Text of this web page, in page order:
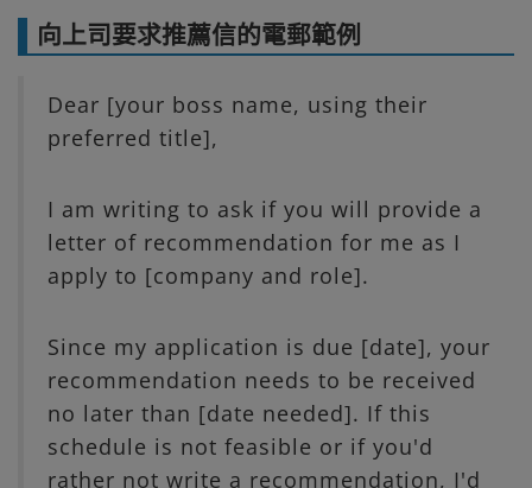
向上司要求推薦信的電郵範例
Dear [your boss name, using their
preferred title],
I am writing to ask if you will provide a
letter of recommendation for me as I
apply to [company and role].
Since my application is due [date], your
recommendation needs to be received
no later than [date needed]. If this
schedule is not feasible or if you'd
rather not write a recommendation, I'd